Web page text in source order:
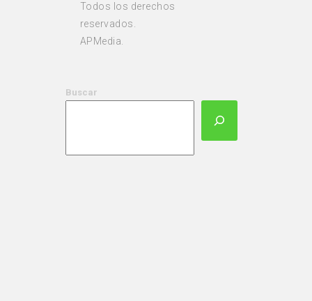
Todos los derechos
reservados.
APMedia.
Buscar